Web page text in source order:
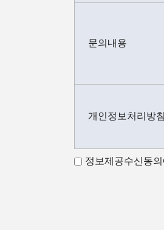
문의내용
개인정보처리방침
정보제공수신동